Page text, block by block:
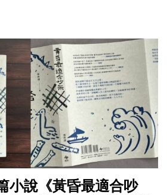
小說《黃昏最適合吵